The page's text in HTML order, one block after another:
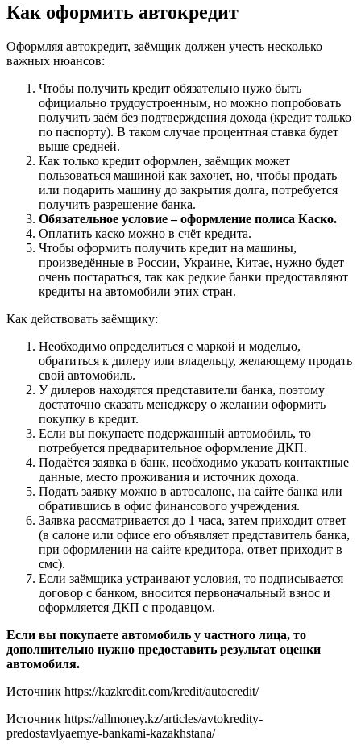
Как оформить автокредит
Оформляя автокредит, заёмщик должен учесть несколько
важных нюансов:
Чтобы получить кредит обязательно нужо быть
официально трудоустроенным, но можно попробовать
получить заём без подтверждения дохода (кредит только
по паспорту). В таком случае процентная ставка будет
выше средней.
Как только кредит оформлен, заёмщик может
пользоваться машиной как захочет, но, чтобы продать
или подарить машину до закрытия долга, потребуется
получить разрешение банка.
Обязательное условие – оформление полиса Каско.
Оплатить каско можно в счёт кредита.
Чтобы оформить получить кредит на машины,
произведённые в России, Украине, Китае, нужно будет
очень постараться, так как редкие банки предоставляют
кредиты на автомобили этих стран.
Как действовать заёмщику:
Необходимо определиться с маркой и моделью,
обратиться к дилеру или владельцу, желающему продать
свой автомобиль.
У дилеров находятся представители банка, поэтому
достаточно сказать менеджеру о желании оформить
покупку в кредит.
Если вы покупаете подержанный автомобиль, то
потребуется предварительное оформление ДКП.
Подаётся заявка в банк, необходимо указать контактные
данные, место проживания и источник дохода.
Подать заявку можно в автосалоне, на сайте банка или
обратившись в офис финансового учреждения.
Заявка рассматривается до 1 часа, затем приходит ответ
(в салоне или офисе его объявляет представитель банка,
при оформлении на сайте кредитора, ответ приходит в
смс).
Если заёмщика устраивают условия, то подписывается
договор с банком, вносится первоначальный взнос и
оформляется ДКП с продавцом.
Если вы покупаете автомобиль у частного лица, то
дополнительно нужно предоставить результат оценки
автомобиля.
Источник https://kazkredit.com/kredit/autocredit/
Источник https://allmoney.kz/articles/avtokredity-
predostavlyaemye-bankami-kazakhstana/